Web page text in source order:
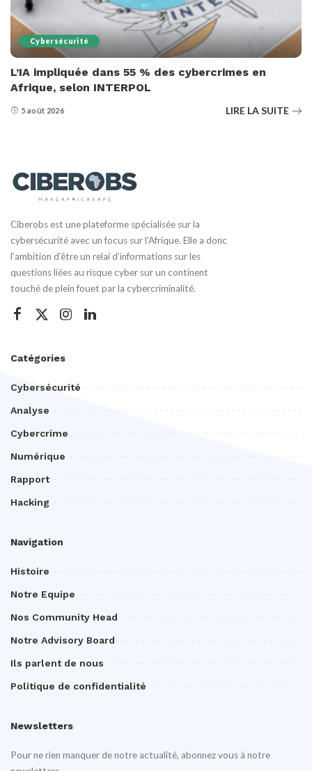
Cybersécurité
L’IA impliquée dans 55 % des cybercrimes en
Afrique, selon INTERPOL
5 août 2026 LIRE LA SUITE
Ciberobs est une plateforme spécialisée sur la
cybersécurité avec un focus sur l’Afrique. Elle a donc
l’ambition d’être un relai d’informations sur les
questions liées au risque cyber sur un continent
touché de plein fouet par la cybercriminalité.
Catégories
Cybersécurité
Analyse
Cybercrime
Numérique
Rapport
Hacking
Navigation
Histoire
Notre Equipe
Nos Community Head
Notre Advisory Board
Ils parlent de nous
Politique de confidentialité
Newsletters
Pour ne rien manquer de notre actualité, abonnez vous à notre